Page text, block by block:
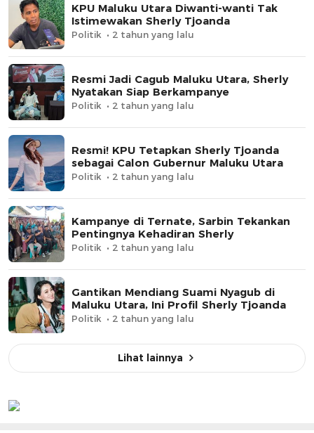
KPU Maluku Utara Diwanti-wanti Tak
Istimewakan Sherly Tjoanda
Politik 2 tahun yang lalu
Resmi Jadi Cagub Maluku Utara, Sherly
Nyatakan Siap Berkampanye
Politik 2 tahun yang lalu
Resmi! KPU Tetapkan Sherly Tjoanda
sebagai Calon Gubernur Maluku Utara
Politik 2 tahun yang lalu
Kampanye di Ternate, Sarbin Tekankan
Pentingnya Kehadiran Sherly
Politik 2 tahun yang lalu
Gantikan Mendiang Suami Nyagub di
Maluku Utara, Ini Profil Sherly Tjoanda
Politik 2 tahun yang lalu
Lihat lainnya